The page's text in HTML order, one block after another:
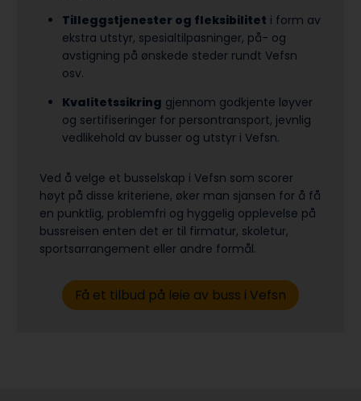
Tilleggstjenester og fleksibilitet i form av
ekstra utstyr, spesialtilpasninger, på- og
avstigning på ønskede steder rundt Vefsn
osv.
Kvalitetssikring gjennom godkjente løyver
og sertifiseringer for persontransport, jevnlig
vedlikehold av busser og utstyr i Vefsn.
Ved å velge et busselskap i Vefsn som scorer
høyt på disse kriteriene, øker man sjansen for å få
en punktlig, problemfri og hyggelig opplevelse på
bussreisen enten det er til firmatur, skoletur,
sports­arrangement eller andre formål.
Få et tilbud på leie av buss i Vefsn